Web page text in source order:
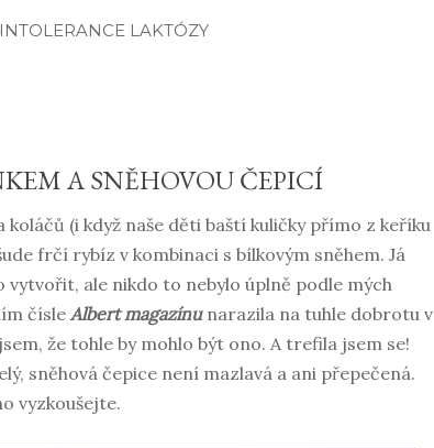
INTOLERANCE LAKTÓZY
A SNĚHOVOU ČEPICÍ
(i když naše děti baští kuličky přímo z keříku
frčí rybíz v kombinaci s bílkovým sněhem. Já
ale nikdo to nebylo úplně podle mých
čísleAlbert magazínunarazila na tuhle dobrotu v
že tohle by mohlo být ono. A trefila jsem se!
sněhová čepice není mazlavá a ani přepečená.
vyzkoušejte.